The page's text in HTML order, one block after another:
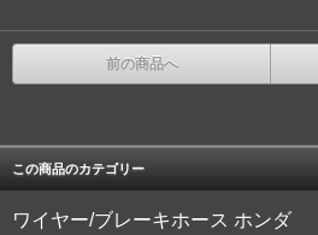
前の商品へ
この商品のカテゴリー
ワイヤー/ブレーキホース ホンダ